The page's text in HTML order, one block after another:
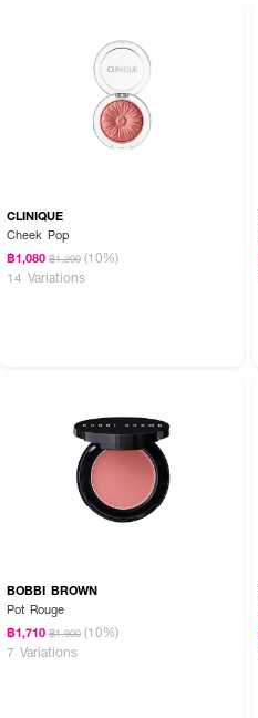
CLINIQUE
Cheek Pop
฿1,080 ฿1,200 (10%)
14 Variations
BOBBI BROWN
Pot Rouge
฿1,710 ฿1,900 (10%)
7 Variations